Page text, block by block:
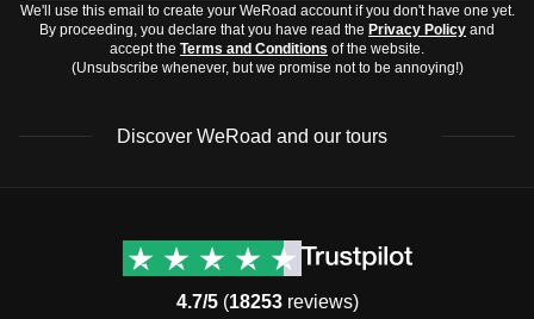
We'll use this email to create your WeRoad account if you don't have one yet.
By proceeding, you declare that you have read the Privacy Policy and
accept the Terms and Conditions of the website.
(Unsubscribe whenever, but we promise not to be annoying!)
Discover WeRoad and our tours
Group trips to Europe
Contacts
Manage Booking
4.7/5(18253reviews)